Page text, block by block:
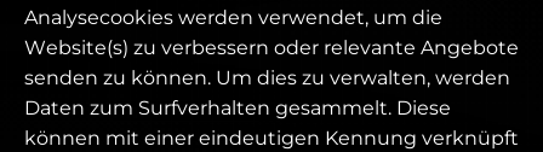
Analysecookies werden verwendet, um die
Website(s) zu verbessern oder relevante Angebote
senden zu können. Um dies zu verwalten, werden
Daten zum Surfverhalten gesammelt. Diese
können mit einer eindeutigen Kennung verknüpft